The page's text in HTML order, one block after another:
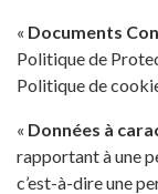
« Documents
Politique de
Politique de
« Données à
rapportant à une
c’est-à-dire une